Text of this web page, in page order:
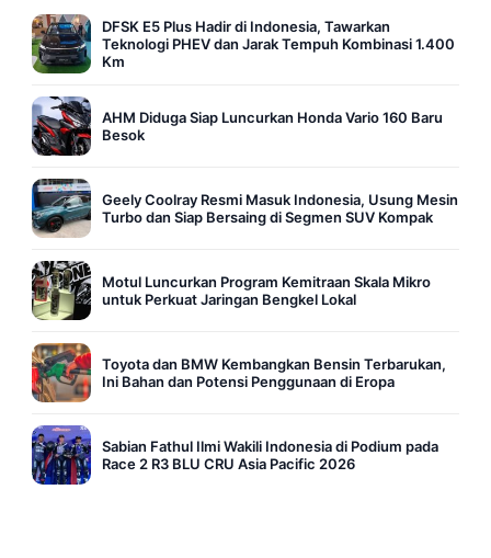
DFSK E5 Plus Hadir di Indonesia, Tawarkan
Teknologi PHEV dan Jarak Tempuh Kombinasi 1.400
Km
AHM Diduga Siap Luncurkan Honda Vario 160 Baru
Besok
Geely Coolray Resmi Masuk Indonesia, Usung Mesin
Turbo dan Siap Bersaing di Segmen SUV Kompak
Motul Luncurkan Program Kemitraan Skala Mikro
untuk Perkuat Jaringan Bengkel Lokal
Toyota dan BMW Kembangkan Bensin Terbarukan,
Ini Bahan dan Potensi Penggunaan di Eropa
Sabian Fathul Ilmi Wakili Indonesia di Podium pada
Race 2 R3 BLU CRU Asia Pacific 2026